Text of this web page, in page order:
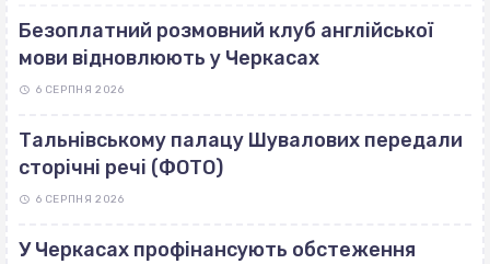
Безоплатний розмовний клуб англійської
мови відновлюють у Черкасах
6 СЕРПНЯ 2026
Тальнівському палацу Шувалових передали
сторічні речі (ФОТО)
6 СЕРПНЯ 2026
У Черкасах профінансують обстеження